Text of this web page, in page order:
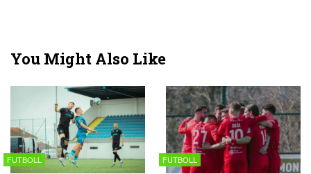
You Might Also Like
FUTBOLL FUTBOLL